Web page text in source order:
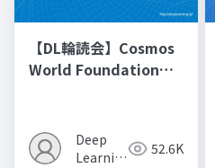
【DL輪読会】Cosmos
World Foundation
Deep
Learning
52.6K